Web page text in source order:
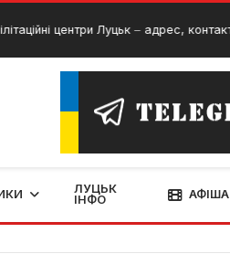
центри Луцьк ‒ адрес, контакти та ціна
ЛУЦЬК
ІНФО
АФІША